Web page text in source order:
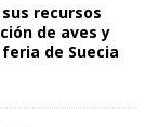
recursos
de aves y
de Suecia